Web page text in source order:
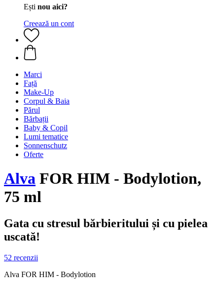
Ești nou aici?
Creează un cont
Marci
Față
Make-Up
Corpul & Baia
Părul
Bărbații
Baby & Copil
Lumi tematice
Sonnenschutz
Oferte
Alva FOR HIM - Bodylotion,
75 ml
Gata cu stresul bărbieritului și cu pielea
uscată!
52 recenzii
Alva FOR HIM - Bodylotion